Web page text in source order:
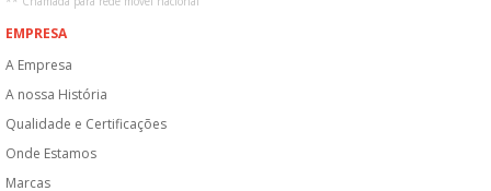
EMPRESA
A Empresa
A nossa História
Qualidade e Certificações
Onde Estamos
Marcas